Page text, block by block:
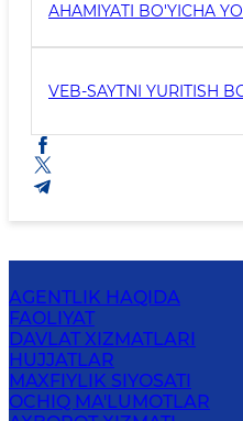
AHAMIYATI BO'YICHA
VEB-SAYTNI YURITISH
AGENTLIK HAQIDA
FAOLIYAT
DAVLAT XIZMATLARI
HUJJATLAR
MAXFIYLIK SIYOSATI
OCHIQ MA'LUMOTLAR